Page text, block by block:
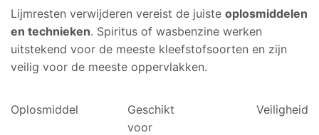
Lijmresten verwijderen vereist de juiste oplosmiddelen
en technieken. Spiritus of wasbenzine werken
uitstekend voor de meeste kleefstofsoorten en zijn
veilig voor de meeste oppervlakken.
Oplosmiddel
Geschikt
voor
Veiligheid